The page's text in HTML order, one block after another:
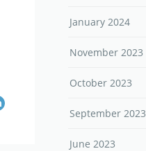
January 2024
November 2023
October 2023
September 2023
June 2023